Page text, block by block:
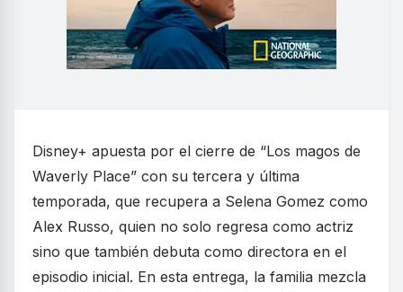
Disney+ apuesta por el cierre de “Los magos de
Waverly Place” con su tercera y última
temporada, que recupera a Selena Gomez como
Alex Russo, quien no solo regresa como actriz
sino que también debuta como directora en el
episodio inicial. En esta entrega, la familia mezcla